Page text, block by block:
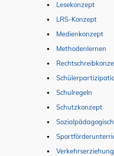
Lesekonzept
LRS-Konzept
Medienkonzept
Methodenlernen
Schulregeln
Schutzkonzept
Verkehrserziehung